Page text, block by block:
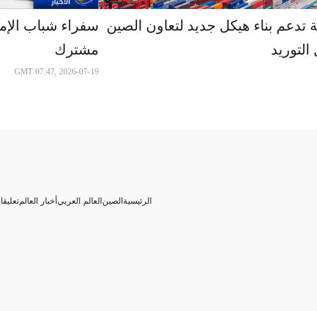
تدعم بناء هيكل جديد لتعاون الصين سفراء شباب
مشترك
GMT 07:47, 2026-07-19
أخبار العالم العالم العربي الصين الرئيسية